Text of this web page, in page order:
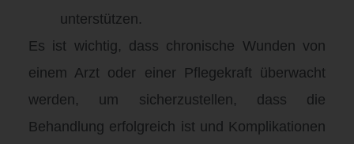
unterstützen.
Es ist wichtig, dass chronische Wunden von
einem Arzt oder einer Pflegekraft überwacht
werden, um sicherzustellen, dass die
Behandlung erfolgreich ist und Komplikationen